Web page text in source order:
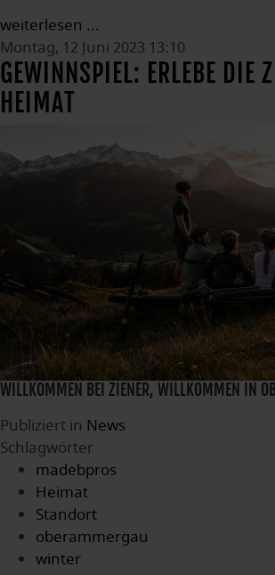
weiterlesen ...
Montag, 12 Juni 2023 13:10
GEWINNSPIEL: ERLEBE DIE
HEIMAT
WILLKOMMEN BEI ZIENER, WILLKOMMEN IN
Publiziert in News
Schlagwörter
madebpros
Heimat
Standort
oberammergau
winter